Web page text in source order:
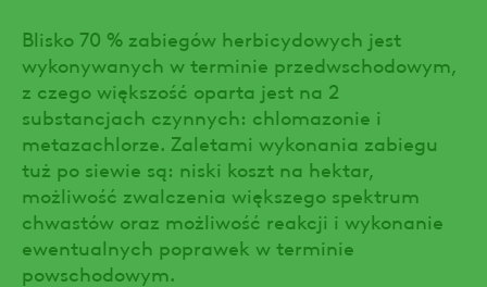
Blisko 70 % zabiegów herbicydowych jest
wykonywanych w terminie przedwschodowym,
z czego większość oparta jest na 2
substancjach czynnych: chlomazonie i
metazachlorze. Zaletami wykonania zabiegu
tuż po siewie są: niski koszt na hektar,
możliwość zwalczenia większego spektrum
chwastów oraz możliwość reakcji i wykonanie
ewentualnych poprawek w terminie
powschodowym.